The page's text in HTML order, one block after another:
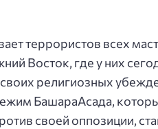
террористов всех
Восток, где у них
религиозных
БашараАсада,
своей оппозиции,